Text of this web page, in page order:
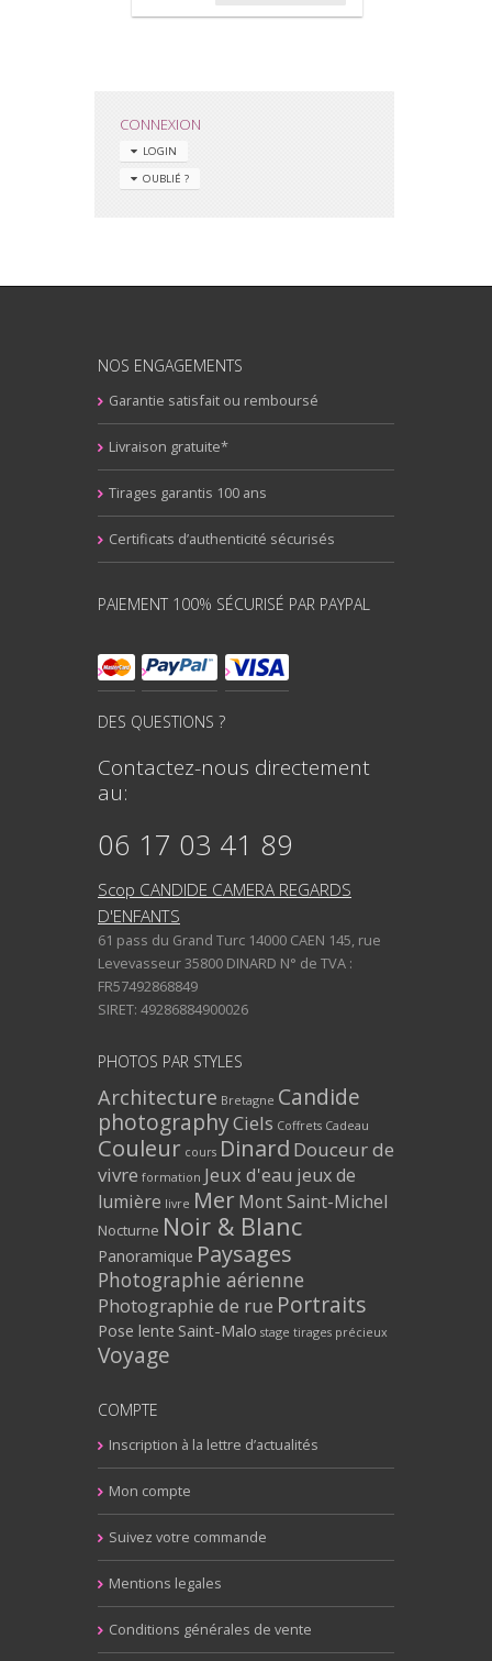
CONNEXION
LOGIN
OUBLIÉ ?
NOS ENGAGEMENTS
Garantie satisfait ou remboursé
Livraison gratuite*
Tirages garantis 100 ans
Certificats d’authenticité sécurisés
PAIEMENT 100% SÉCURISÉ PAR PAYPAL
DES QUESTIONS ?
Contactez-nous directement
au:
06 17 03 41 89
Scop CANDIDE CAMERA REGARDS
D'ENFANTS
61 pass du Grand Turc 14000 CAEN 145, rue
Levevasseur 35800 DINARD N° de TVA :
FR57492868849
SIRET: 49286884900026
PHOTOS PAR STYLES
Architecture Bretagne Candide
photographyCiels Coffrets Cadeau
Couleur cours Dinard Douceur de
vivre formation Jeux d'eau jeux de
lumière livre Mer Mont Saint-Michel
Nocturne Noir & Blanc
Panoramique Paysages
Photographie aérienne
Photographie de rue Portraits
Pose lente Saint-Malo stage tirages précieux
Voyage
COMPTE
Inscription à la lettre d’actualités
Mon compte
Suivez votre commande
Mentions legales
Conditions générales de vente